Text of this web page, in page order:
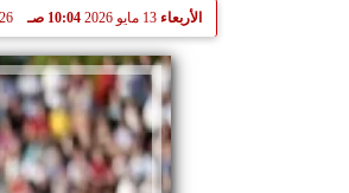
الأربعاء 13 مايو 2026 10:04 صـ 26 ذو القعدة 1447